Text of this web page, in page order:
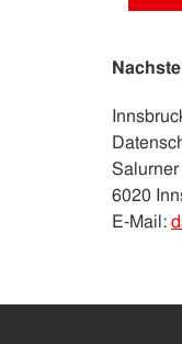
6020
E-Mail: